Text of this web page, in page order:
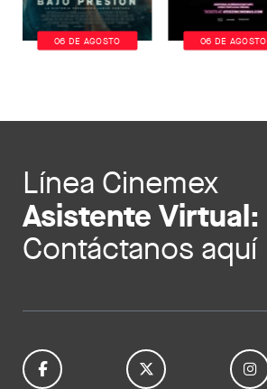
06 DE AGOSTO 06 DE AGOSTO
Línea Cinemex
Asistente Virtual:
Contáctanos aquí